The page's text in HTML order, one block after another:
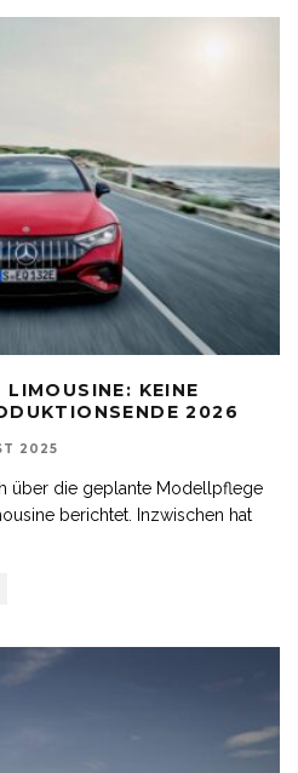
LIMOUSINE: KEINE
2026
2025
über die geplante Modellpflege
berichtet. Inzwischen hat